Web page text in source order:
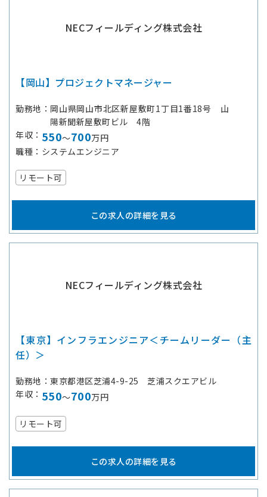
NECフィールディング株式会社
【岡山】プロジェクトマネージャー
勤務地
岡山県岡山市北区新屋敷町1丁目1番18号 山
陽新聞新屋敷町ビル 4階
年収
550～700万円
職種
システムエンジニア
リモート可
この求人の詳細を見る
NECフィールディング株式会社
【東京】インフラエンジニア＜チームリーダー（主
任）＞
勤務地
東京都港区芝浦4-9-25 芝浦スクエアビル
年収
550～700万円
リモート可
この求人の詳細を見る